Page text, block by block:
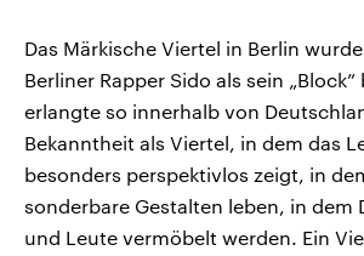
Das Märkische Viertel in Berlin
Berliner Rapper Sido als sein
erlangte so innerhalb von
Bekanntheit als Viertel, in dem das
besonders perspektivlos zeigt, in
sonderbare Gestalten leben, in dem
und Leute vermöbelt werden. Ein